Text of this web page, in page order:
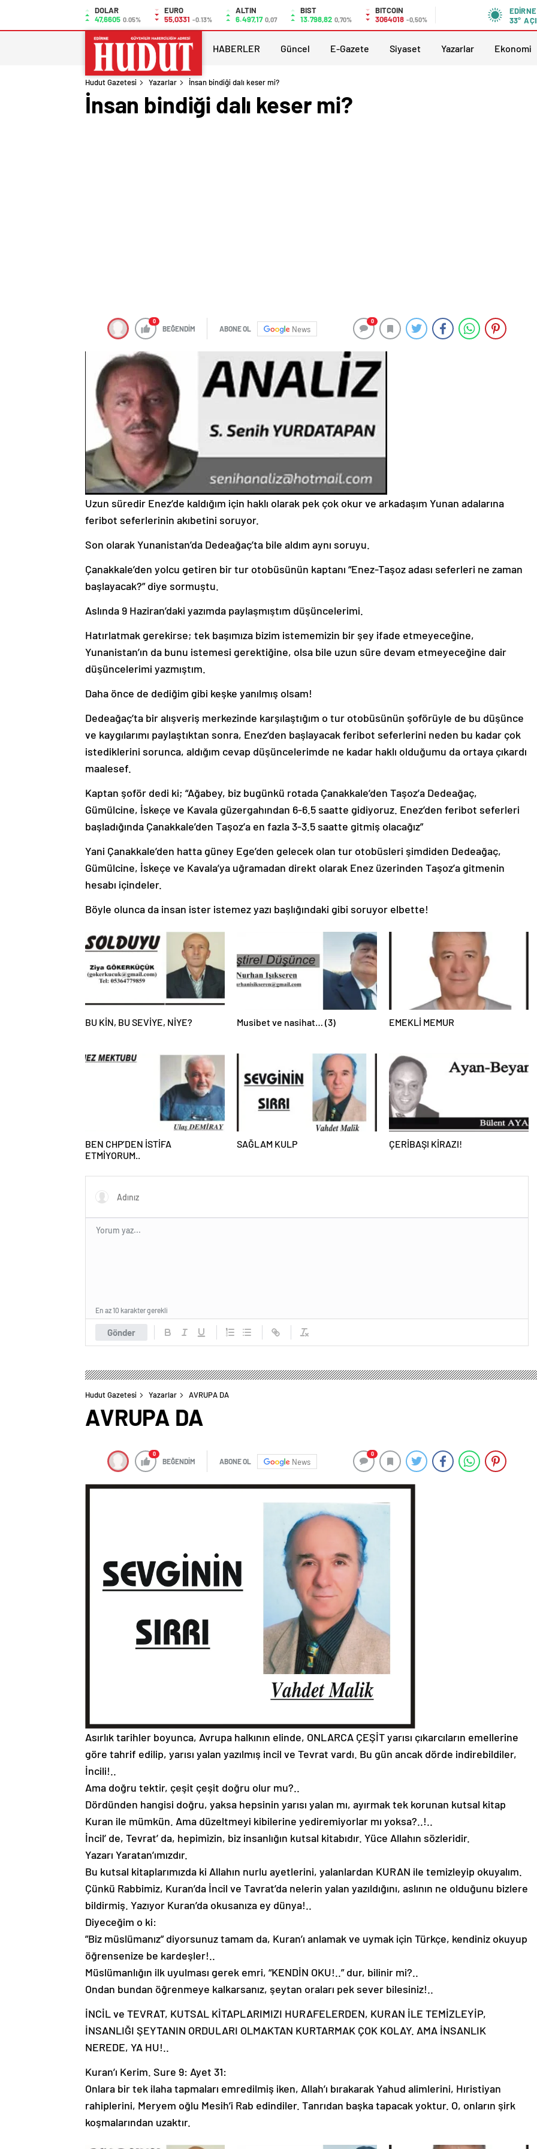
DOLAR
47,6605 0.05%
EURO
55,0331 -0.13%
ALTIN
6.497,17 0,07
BIST
13.798,82 0,70%
BITCOIN
3064018 -0,50%
EDIRNE
33°
HABERLER Güncel E-Gazete Siyaset Yazarlar Ekonomi
Hudut Gazetesi Yazarlar İnsan bindiği dalı keser mi?
İnsan bindiği dalı keser mi?
0
BEĞENDİM ABONE OL News
0
Uzun süredir Enez’de kaldığım için haklı olarak pek çok okur ve arkadaşım Yunan adalarına
feribot seferlerinin akıbetini soruyor.
Son olarak Yunanistan’da Dedeağaç’ta bile aldım aynı soruyu.
Çanakkale’den yolcu getiren bir tur otobüsünün kaptanı “Enez-Taşoz adası seferleri ne zaman
başlayacak?” diye sormuştu.
Aslında 9 Haziran’daki yazımda paylaşmıştım düşüncelerimi.
Hatırlatmak gerekirse; tek başımıza bizim istememizin bir şey ifade etmeyeceğine,
Yunanistan’ın da bunu istemesi gerektiğine, olsa bile uzun süre devam etmeyeceğine dair
düşüncelerimi yazmıştım.
Daha önce de dediğim gibi keşke yanılmış olsam!
Dedeağaç’ta bir alışveriş merkezinde karşılaştığım o tur otobüsünün şoförüyle de bu düşünce
ve kaygılarımı paylaştıktan sonra, Enez’den başlayacak feribot seferlerini neden bu kadar çok
istediklerini sorunca, aldığım cevap düşüncelerimde ne kadar haklı olduğumu da ortaya çıkardı
maalesef.
Kaptan şoför dedi ki; “Ağabey, biz bugünkü rotada Çanakkale’den Taşoz’a Dedeağaç,
Gümülcine, İskeçe ve Kavala güzergahından 6-6.5 saatte gidiyoruz. Enez’den feribot seferleri
başladığında Çanakkale’den Taşoz’a en fazla 3-3.5 saatte gitmiş olacağız”
Yani Çanakkale’den hatta güney Ege’den gelecek olan tur otobüsleri şimdiden Dedeağaç,
Gümülcine, İskeçe ve Kavala’ya uğramadan direkt olarak Enez üzerinden Taşoz’a gitmenin
hesabı içindeler.
Böyle olunca da insan ister istemez yazı başlığındaki gibi soruyor elbette!
BU KİN, BU SEVİYE, NİYE? Musibet ve nasihat… (3) EMEKLİ MEMUR
BEN CHP’DEN İSTİFA
ETMİYORUM..
SAĞLAM KULP ÇERİBAŞI KİRAZI!
Gönder
En az 10 karakter gerekli
Hudut Gazetesi Yazarlar AVRUPA DA
AVRUPA DA
0
BEĞENDİM ABONE OL News
0
Asırlık tarihler boyunca, Avrupa halkının elinde, ONLARCA ÇEŞİT yarısı çıkarcıların emellerine
göre tahrif edilip, yarısı yalan yazılmış incil ve Tevrat vardı. Bu gün ancak dörde indirebildiler,
İncili!..
Ama doğru tektir, çeşit çeşit doğru olur mu?..
Dördünden hangisi doğru, yaksa hepsinin yarısı yalan mı, ayırmak tek korunan kutsal kitap
Kuran ile mümkün. Ama düzeltmeyi kibilerine yediremiyorlar mı yoksa?..!..
İncil’ de, Tevrat’ da, hepimizin, biz insanlığın kutsal kitabıdır. Yüce Allahın sözleridir.
Yazarı Yaratan’ımızdır.
Bu kutsal kitaplarımızda ki Allahın nurlu ayetlerini, yalanlardan KURAN ile temizleyip okuyalım.
Çünkü Rabbimiz, Kuran’da İncil ve Tavrat’da nelerin yalan yazıldığını, aslının ne olduğunu bizlere
bildirmiş. Yazıyor Kuran’da okusanıza ey dünya!..
Diyeceğim o ki:
”Biz müslümanız” diyorsunuz tamam da, Kuran’ı anlamak ve uymak için Türkçe, kendiniz okuyup
öğrensenize be kardeşler!..
Müslümanlığın ilk uyulması gerek emri, “KENDİN OKU!..” dur, bilinir mi?..
Ondan bundan öğrenmeye kalkarsanız, şeytan oraları pek sever bilesiniz!..
İNCİL ve TEVRAT, KUTSAL KİTAPLARIMIZI HURAFELERDEN, KURAN İLE TEMİZLEYİP,
İNSANLIĞI ŞEYTANIN ORDULARI OLMAKTAN KURTARMAK ÇOK KOLAY. AMA İNSANLIK
NEREDE, YA HU!..
Kuran’ı Kerim. Sure 9: Ayet 31:
Onlara bir tek ilaha tapmaları emredilmiş iken, Allah’ı bırakarak Yahud alimlerini, Hıristiyan
rahiplerini, Meryem oğlu Mesih’i Rab edindiler. Tanrıdan başka tapacak yoktur. O, onların şirk
koşmalarından uzaktır.